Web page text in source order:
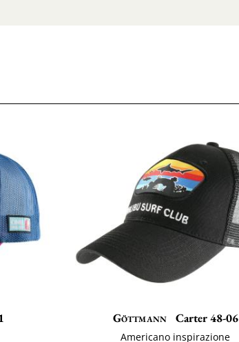
Göttmann Carter 48-06
Americano inspirazione